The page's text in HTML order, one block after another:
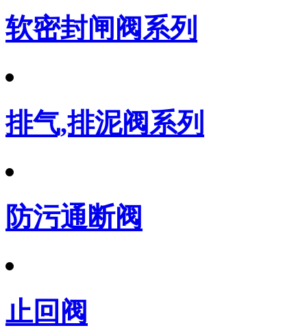
软密封闸阀系列
排气,排泥阀系列
防污通断阀
止回阀